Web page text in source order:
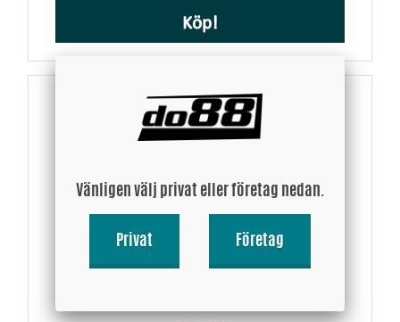
Köp!
Silikonslang Svart T 0,75´´ (19mm)
Vänligen välj privat eller företag nedan.
Privat Företag